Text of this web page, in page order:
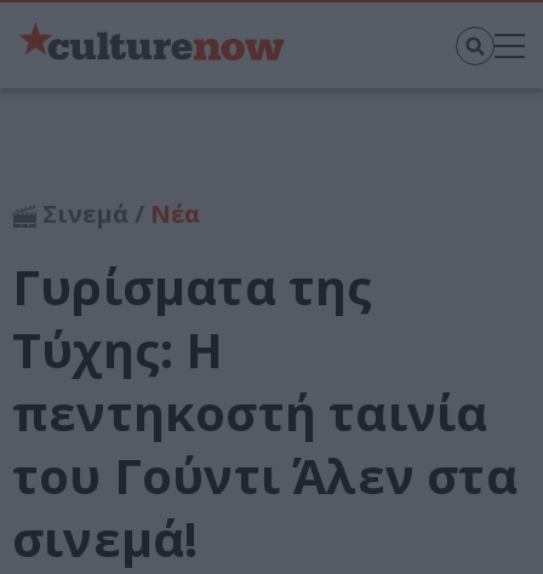
Σινεμά / Νέα
Γυρίσματα της
Τύχης: H
πεντηκοστή ταινία
του Γούντι Άλεν στα
σινεμά!